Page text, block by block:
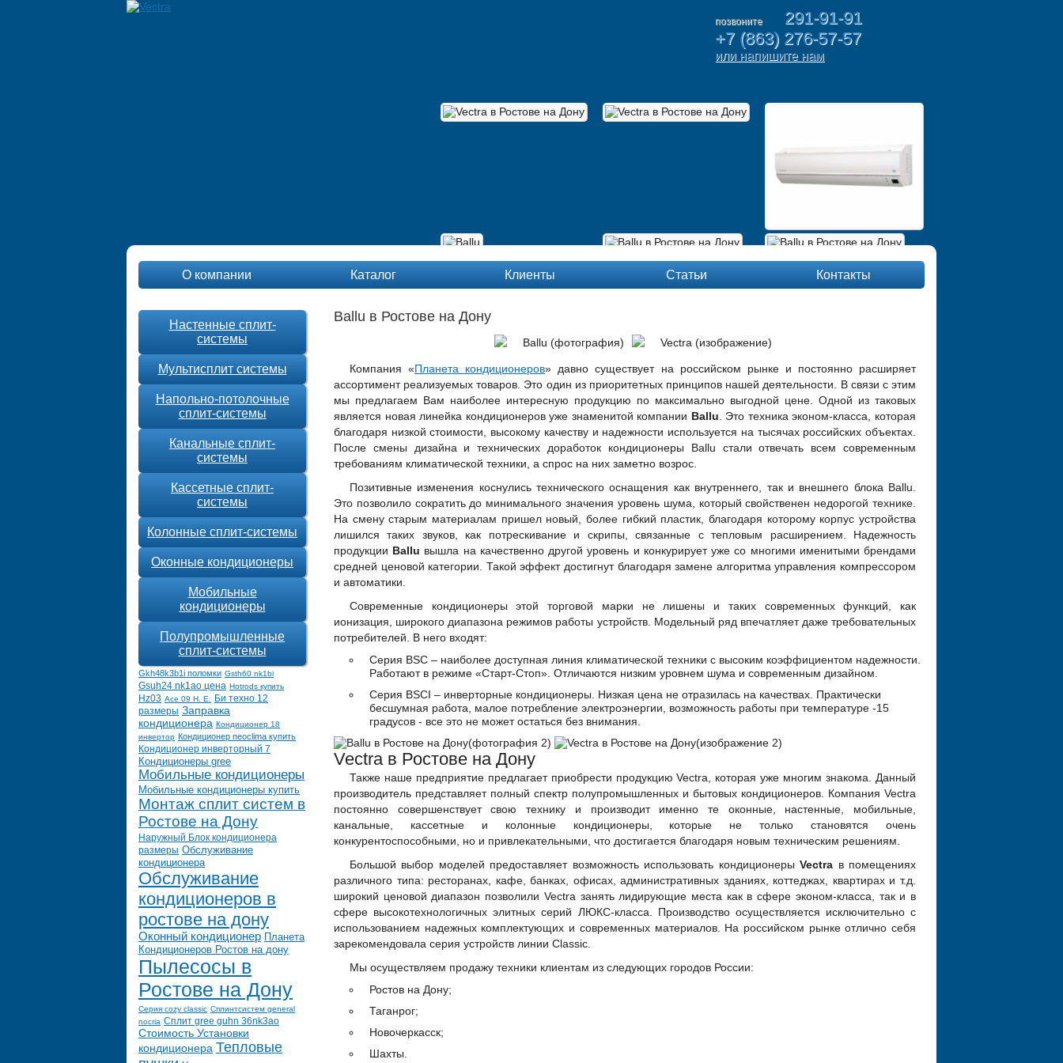
позвоните
291-91-91
+7 (863) 276-57-57
или напишите нам
О компании Каталог Клиенты Статьи Контакты
Настенные сплит-
системы
Мультисплит системы
Напольно-потолочные
сплит-системы
Канальные сплит-
системы
Кассетные сплит-
системы
Колонные сплит-системы
Оконные кондиционеры
Мобильные
кондиционеры
Полупромышленные
сплит-системы
Gkh48k3b1i поломки Gsth60 nk1bi
Gsuh24 nk1ao цена Hotrods купить
Hz03 Асе 09 Н. Е.
Би техно 12
размеры Заправка
кондиционера Кондиционер 18
инвертор Кондиционер neoclima купить
Кондиционер инверторный 7
Кондиционеры gree
Мобильные кондиционеры
Мобильные кондиционеры купить
Монтаж сплит систем в
Ростове на Дону
Наружный Блок кондиционера
размеры Обслуживание
кондиционера
Обслуживание
кондиционеров в
ростове на дону
Оконный кондиционер Планета
Кондиционеров Ростов на дону
Пылесосы в
Ростове на Дону
Серия cozy classic Сплинтсистем general
nocria Сплит gree guhn 36nk3ao
Стоимость Установки
кондиционера Тепловые
Ballu в Ростове на Дону
Компания «Планета кондиционеров» давно существует на российском рынке и постоянно расширяет
ассортимент реализуемых товаров. Это один из приоритетных принципов нашей деятельности. В связи с этим
мы предлагаем Вам наиболее интересную продукцию по максимально выгодной цене. Одной из таковых
является новая линейка кондиционеров уже знаменитой компании Ballu . Это техника эконом-класса, которая
благодаря низкой стоимости, высокому качеству и надежности используется на тысячах российских объектах.
После смены дизайна и технических доработок кондиционеры Ballu стали отвечать всем современным
требованиям климатической техники, а спрос на них заметно возрос.
Позитивные изменения коснулись технического оснащения как внутреннего, так и внешнего блока Ballu.
Это позволило сократить до минимального значения уровень шума, который свойственен недорогой технике.
На смену старым материалам пришел новый, более гибкий пластик, благодаря которому корпус устройства
лишился таких звуков, как потрескивание и скрипы, связанные с тепловым расширением. Надежность
продукции Ballu вышла на качественно другой уровень и конкурирует уже со многими именитыми брендами
средней ценовой категории. Такой эффект достигнут благодаря замене алгоритма управления компрессором
и автоматики.
Современные кондиционеры этой торговой марки не лишены и таких современных функций, как
ионизация, широкого диапазона режимов работы устройств. Модельный ряд впечатляет даже требовательных
потребителей. В него входят:
Серия BSC – наиболее доступная линия климатической техники с высоким коэффициентом надежности.
Работают в режиме «Старт-Стоп». Отличаются низким уровнем шума и современным дизайном.
Серия BSCI – инверторные кондиционеры. Низкая цена не отразилась на качествах. Практически
бесшумная работа, малое потребление электроэнергии, возможность работы при температуре -15
градусов - все это не может остаться без внимания.
Vectra в Ростове на Дону
Также наше предприятие предлагает приобрести продукцию Vectra, которая уже многим знакома. Данный
производитель представляет полный спектр полупромышленных и бытовых кондиционеров. Компания Vectra
постоянно совершенствует свою технику и производит именно те оконные, настенные, мобильные,
канальные, кассетные и колонные кондиционеры, которые не только становятся очень
конкурентоспособными, но и привлекательными, что достигается благодаря новым техническим решениям.
Большой выбор моделей предоставляет возможность использовать кондиционерыVectra в помещениях
различного типа: ресторанах, кафе, банках, офисах, административных зданиях, коттеджах, квартирах и т.д.
широкий ценовой диапазон позволили Vectra занять лидирующие места как в сфере эконом-класса, так и в
сфере высокотехнологичных элитных серий ЛЮКС-класса. Производство осуществляется исключительно с
использованием надежных комплектующих и современных материалов. На российском рынке отлично себя
зарекомендовала серия устройств линии Classic.
Мы осуществляем продажу техники клиентам из следующих городов России:
Ростов на Дону;
Таганрог;
Новочеркасск;
Шахты.